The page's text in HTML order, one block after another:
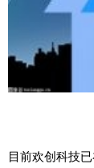
目前欢创科技